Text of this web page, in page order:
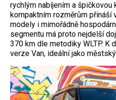
rychlým nabíjením a špičkovou
kompaktním rozměrům přináší
modely i mimořádně
segmentu má proto nejdelší
370 km dle metodiky WLTP. K
verze Van, ideální jako